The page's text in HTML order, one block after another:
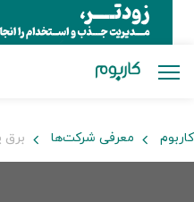
کاربوم معرفی شرکت‌ها برق